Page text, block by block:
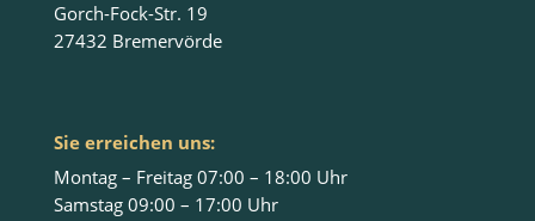
Gorch-Fock-Str. 19
27432 Bremervörde
Sie erreichen uns:
Montag – Freitag 07:00 – 18:00 Uhr
Samstag 09:00 – 17:00 Uhr